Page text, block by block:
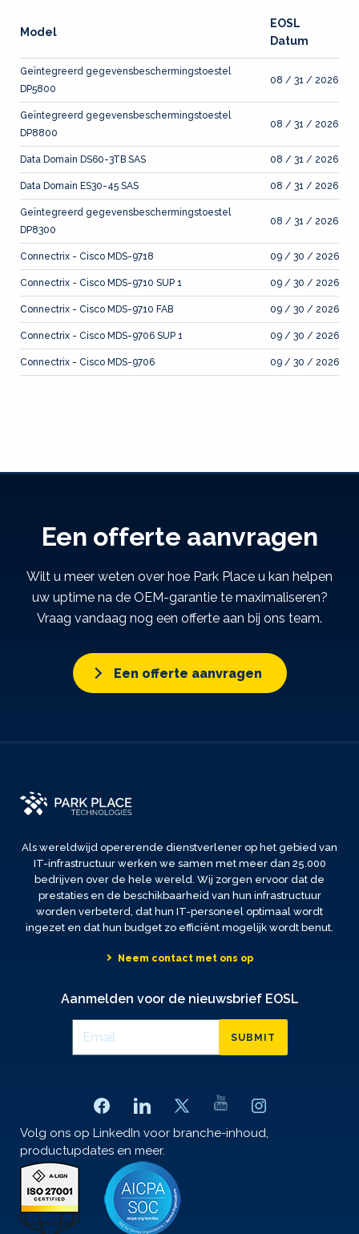
Model
EOSL
Datum
Geïntegreerd gegevensbeschermingstoestel
DP5800
08 / 31 / 2026
Geïntegreerd gegevensbeschermingstoestel
DP8800
08 / 31 / 2026
Data Domain DS60-3TB SAS 08 / 31 / 2026
Data Domain ES30-45 SAS 08 / 31 / 2026
Geïntegreerd gegevensbeschermingstoestel
DP8300
08 / 31 / 2026
Connectrix - Cisco MDS-9718 09 / 30 / 2026
Connectrix - Cisco MDS-9710 SUP 1 09 / 30 / 2026
Connectrix - Cisco MDS-9710 FAB 09 / 30 / 2026
Connectrix - Cisco MDS-9706 SUP 1 09 / 30 / 2026
Connectrix - Cisco MDS-9706 09 / 30 / 2026
Een offerte aanvragen
Wilt u meer weten over hoe Park Place u kan helpen
uw uptime na de OEM-garantie te maximaliseren?
Vraag vandaag nog een offerte aan bij ons team.
Een offerte aanvragen
Als wereldwijd opererende dienstverlener op het gebied van
IT-infrastructuur werken we samen met meer dan 25.000
bedrijven over de hele wereld. Wij zorgen ervoor dat de
prestaties en de beschikbaarheid van hun infrastructuur
worden verbeterd, dat hun IT-personeel optimaal wordt
ingezet en dat hun budget zo efficiënt mogelijk wordt benut.
Neem contact met ons op
Aanmelden voor de nieuwsbrief EOSL
SUBMIT
Volg ons op LinkedIn voor branche-inhoud,
productupdates en meer.